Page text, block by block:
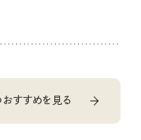
すすめを見る